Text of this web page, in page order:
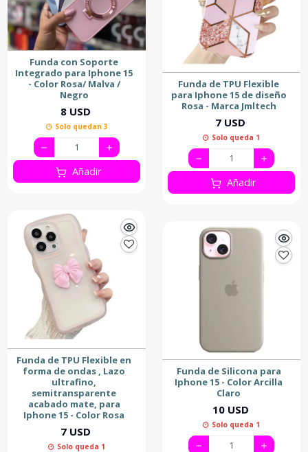
Funda con Soporte
Integrado para Iphone 15
- Color Rosa/ Malva /
Negro
8 USD
Solo quedan 3
Añadir
Funda de TPU Flexible en
forma de ondas , Lazo
ultrafino,
semitransparente
acabado mate, para
Iphone 15 - Color Rosa
7 USD
Solo queda 1
Funda de TPU Flexible
para Iphone 15 de diseño
Rosa - Marca Jmltech
7 USD
Solo queda 1
Añadir
Funda de Silicona para
Iphone 15 - Color Arcilla
Claro
10 USD
Solo queda 1